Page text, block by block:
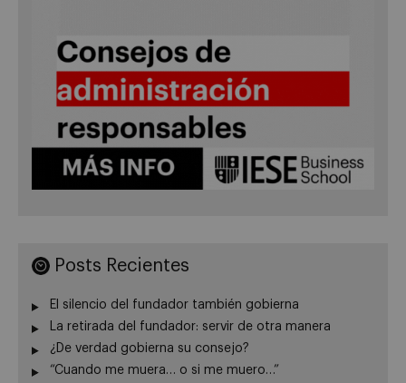
Posts Recientes
El silencio del fundador también gobierna
La retirada del fundador: servir de otra manera
¿De verdad gobierna su consejo?
“Cuando me muera… o si me muero…”